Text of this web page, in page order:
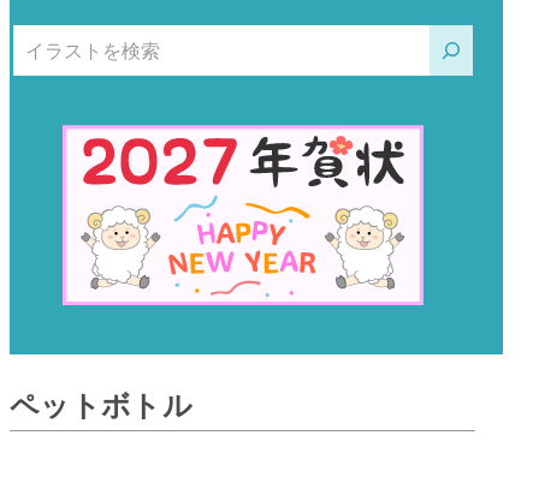
検索
ペットボトル